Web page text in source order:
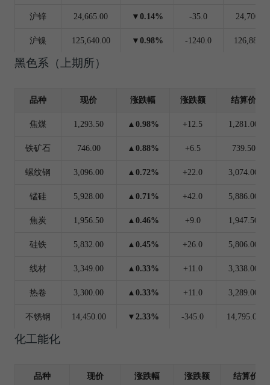
沪锌 24,665.00 ▼0.14% -35.0 24,700.00
沪镍 125,640.00 ▼0.98% -1240.0
黑色系（上期所）
品种 现价 涨跌幅 涨跌额 结算价
焦煤 1,293.50 ▲0.98% +12.5 1,281.00
铁矿石 746.00 ▲0.88% +6.5 739.50
螺纹钢 3,096.00 ▲0.72% +22.0 3,074.00
锰硅 5,928.00 ▲0.71% +42.0 5,886.00
焦炭 1,956.50 ▲0.46% +9.0 1,947.50
硅铁 5,832.00 ▲0.45% +26.0 5,806.00
线材 3,349.00 ▲0.33% +11.0 3,338.00
热卷 3,300.00 ▲0.33% +11.0 3,289.00
不锈钢 14,450.00 ▼2.33% -345.0 14,795.00
化工能化
品种 现价 涨跌幅 涨跌额 结算价